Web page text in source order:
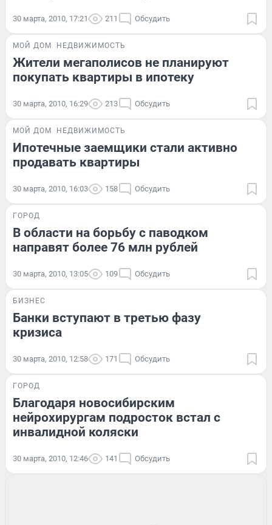
30 марта, 2010, 17:21 211 Обсудить
МОЙ ДОМ НЕДВИЖИМОСТЬ
Жители мегаполисов не планируют
покупать квартиры в ипотеку
30 марта, 2010, 16:29 213 Обсудить
МОЙ ДОМ НЕДВИЖИМОСТЬ
Ипотечные заемщики стали активно
продавать квартиры
30 марта, 2010, 16:03 158 Обсудить
ГОРОД
В области на борьбу с паводком
направят более 76 млн рублей
30 марта, 2010, 13:05 109 Обсудить
БИЗНЕС
Банки вступают в третью фазу
кризиса
30 марта, 2010, 12:58 171 Обсудить
ГОРОД
Благодаря новосибирским
нейрохирургам подросток встал с
инвалидной коляски
30 марта, 2010, 12:46 141 Обсудить